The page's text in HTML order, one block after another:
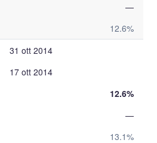
—
12.6%
31 ott 2014
17 ott 2014
12.6%
—
13.1%